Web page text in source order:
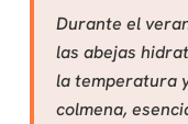
Durante el
las abejas
la temperatura
colmena,